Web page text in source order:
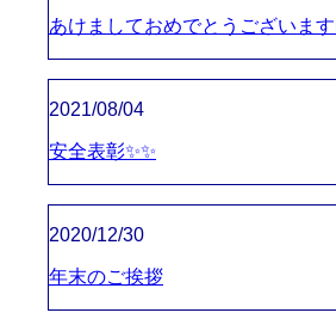
あけましておめでとうございます
2021/08/04
安全表彰✨✨
2020/12/30
年末のご挨拶